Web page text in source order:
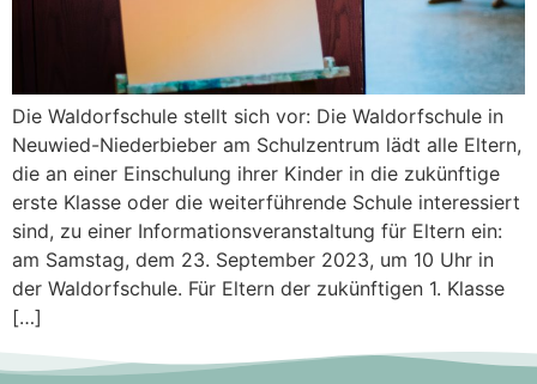
Die Waldorfschule stellt sich vor: Die Waldorfschule in
Neuwied-Niederbieber am Schulzentrum lädt alle Eltern,
die an einer Einschulung ihrer Kinder in die zukünftige
erste Klasse oder die weiterführende Schule interessiert
sind, zu einer Informationsveranstaltung für Eltern ein:
am Samstag, dem 23. September 2023, um 10 Uhr in
der Waldorfschule. Für Eltern der zukünftigen 1. Klasse
[…]